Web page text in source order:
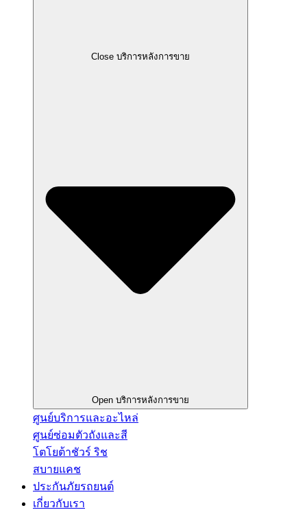
Close บริการหลังการขาย
Open บริการหลังการขาย
ศูนย์บริการและอะไหล่
ศูนย์ซ่อมตัวถังและสี
โตโยต้าชัวร์ ริช
สบายแคช
ประกันภัยรถยนต์
เกี่ยวกับเรา